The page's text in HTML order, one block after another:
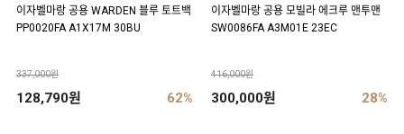
이자벨마랑 공용 WARDEN 블루 토트백
PP0020FA A1X17M 30BU
337,000원
128,790원 62%
이자벨마랑 공용 모빌라 에크루 맨투맨
SW0086FA A3M01E 23EC
416,000원
300,000원 28%